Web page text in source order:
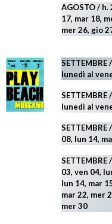
AGOSTO/ h.
17, mar 18,
mer 26, gio
lunedì al
lunedì al
08, lun 14,
SETTEMBRE
03, ven 04,
lun 14, mar
mar 22, mer
mer 30